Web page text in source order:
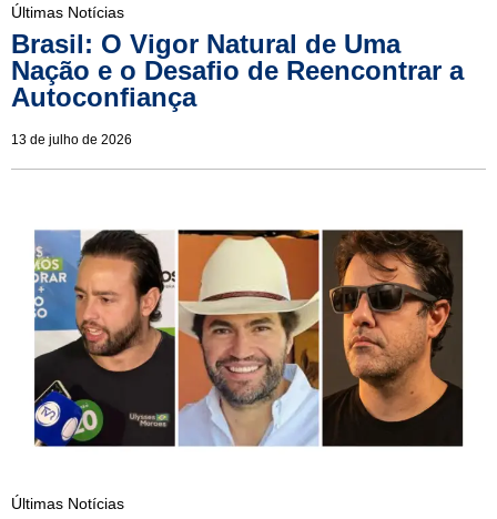
Últimas Notícias
Brasil: O Vigor Natural de Uma
Nação e o Desafio de Reencontrar a
Autoconfiança
13 de julho de 2026
Últimas Notícias